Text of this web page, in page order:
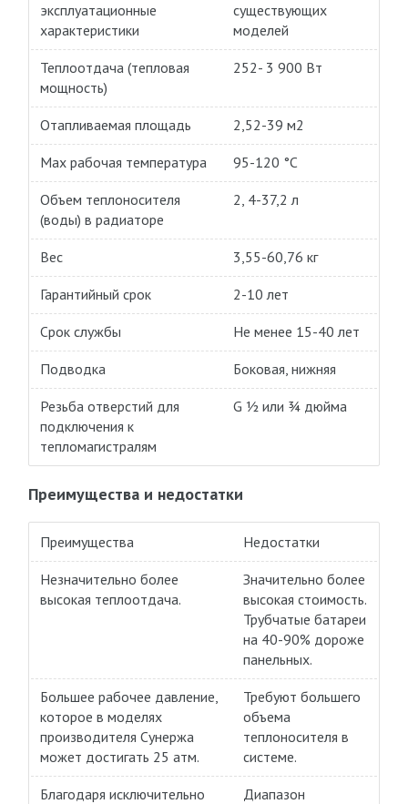
эксплуатационные
характеристики
существующих
моделей
Теплоотдача (тепловая
мощность)
252- 3 900 Вт
Отапливаемая площадь 2,52-39 м2
Max рабочая температура 95-120 °C
Объем теплоносителя
(воды) в радиаторе
2, 4-37,2 л
Вес 3,55-60,76 кг
Гарантийный срок 2-10 лет
Срок службы Не менее 15-40 лет
Подводка Боковая, нижняя
Резьба отверстий для
подключения к
тепломагистралям
G ½ или ¾ дюйма
Преимущества и недостатки
Преимущества Недостатки
Незначительно более
высокая теплоотдача.
Значительно более
высокая стоимость.
Трубчатые батареи
на 40-90% дороже
панельных.
Большее рабочее давление,
которое в моделях
производителя Сунержа
может достигать 25 атм.
Требуют большего
объема
теплоносителя в
системе.
Благодаря исключительно
Диапазон